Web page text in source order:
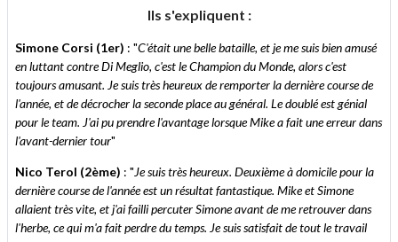
Ils s'expliquent :
Simone Corsi (1er) : "C'était une belle bataille, et je me suis bien amusé
en luttant contre Di Meglio, c'est le Champion du Monde, alors c'est
toujours amusant. Je suis très heureux de remporter la dernière course de
l'année, et de décrocher la seconde place au général. Le doublé est génial
pour le team. J'ai pu prendre l'avantage lorsque Mike a fait une erreur dans
l'avant-dernier tour"
Nico Terol (2ème) : "Je suis très heureux. Deuxième à domicile pour la
dernière course de l'année est un résultat fantastique. Mike et Simone
allaient très vite, et j'ai failli percuter Simone avant de me retrouver dans
l'herbe, ce qui m'a fait perdre du temps. Je suis satisfait de tout le travail